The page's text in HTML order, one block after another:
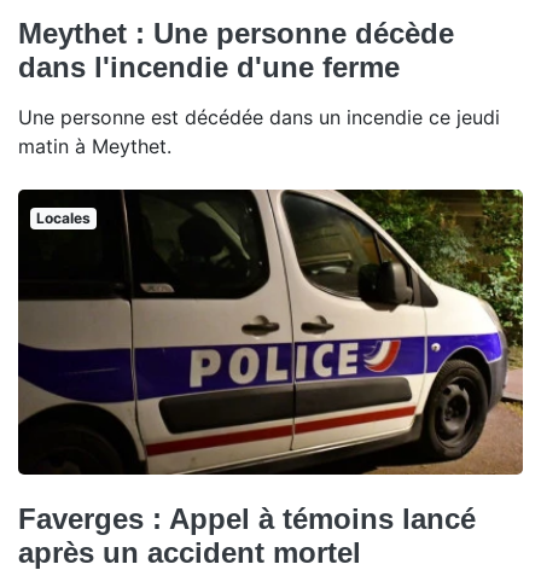
Meythet : Une personne décède
dans l'incendie d'une ferme
Une personne est décédée dans un incendie ce jeudi
matin à Meythet.
Locales
Faverges : Appel à témoins lancé
après un accident mortel